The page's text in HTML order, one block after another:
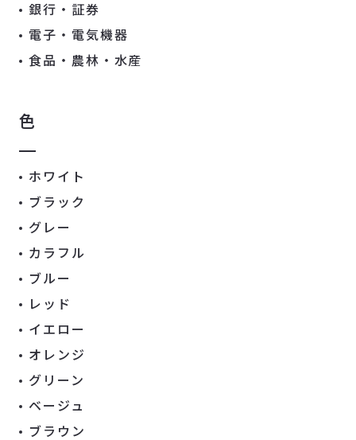
銀行・証券
電子・電気機器
食品・農林・水産
色
ホワイト
ブラック
グレー
カラフル
ブルー
レッド
イエロー
オレンジ
グリーン
ベージュ
ブラウン